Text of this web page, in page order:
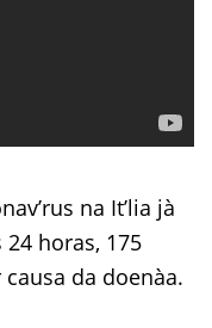
na It’lia jà
horas, 175
da doenàa.